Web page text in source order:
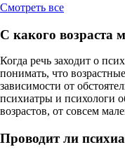
Cмотреть все
С какого возраста
Когда речь заходит о
понимать, что
зависимости от
психиатры и психологи
возрастов, от совсем
Проводит ли